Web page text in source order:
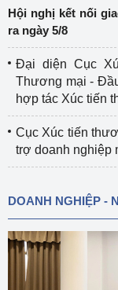
Hội nghị kết nối
ra ngày 5/8
Đại diện Cục
Thương mại -
hợp tác Xúc tiến
Cục Xúc tiến
trợ doanh nghiệp
DOANH NGHIỆP -